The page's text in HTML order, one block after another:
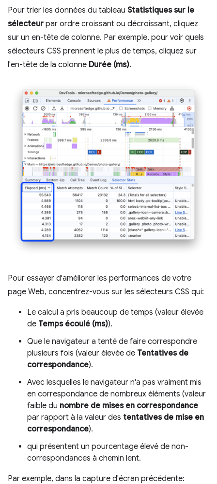
Pour trier les données du tableau Statistiques sur le
sélecteur par ordre croissant ou décroissant, cliquez
sur un en-tête de colonne. Par exemple, pour voir quels
sélecteurs CSS prennent le plus de temps, cliquez sur
l'en-tête de la colonne Durée (ms).
Pour essayer d'améliorer les performances de votre
page Web, concentrez-vous sur les sélecteurs CSS qui:
Le calcul a pris beaucoup de temps (valeur élevée
de Temps écoulé (ms)).
Que le navigateur a tenté de faire correspondre
plusieurs fois (valeur élevée de Tentatives de
correspondance).
Avec lesquelles le navigateur n'a pas vraiment mis
en correspondance de nombreux éléments (valeur
faible du nombre de mises en correspondance
par rapport à la valeur des tentatives de mise en
correspondance).
qui présentent un pourcentage élevé de non-
correspondances à chemin lent.
Par exemple, dans la capture d'écran précédente: